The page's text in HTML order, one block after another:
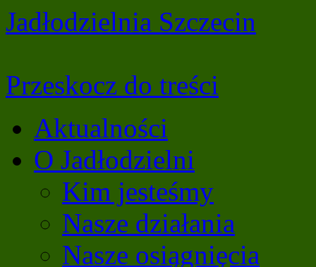
Jadłodzielnia Szczecin
Przeskocz do treści
Aktualności
O Jadłodzielni
Kim jesteśmy
Nasze działania
Nasze osiągnięcia